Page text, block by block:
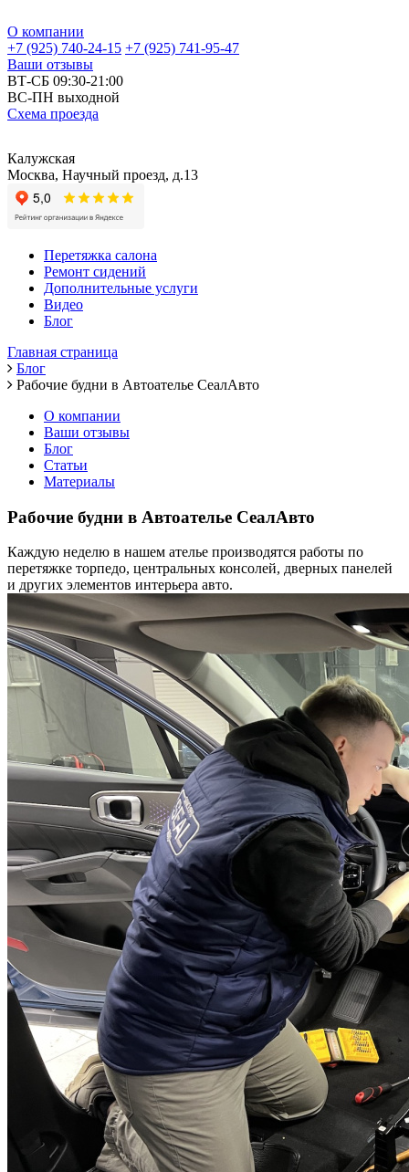
О компании
+7 (925) 740-24-15 +7 (925) 741-95-47
Ваши отзывы
ВТ-СБ 09:30-21:00
ВС-ПН выходной
Схема проезда
Калужская
Москва, Научный проезд, д.13
Перетяжка салона
Ремонт сидений
Дополнительные услуги
Видео
Блог
Главная страница
Блог
Рабочие будни в Автоателье СеалАвто
О компании
Ваши отзывы
Блог
Статьи
Материалы
Рабочие будни в Автоателье СеалАвто
Каждую неделю в нашем ателье производятся работы по
перетяжке торпедо, центральных консолей, дверных панелей
и других элементов интерьера авто.